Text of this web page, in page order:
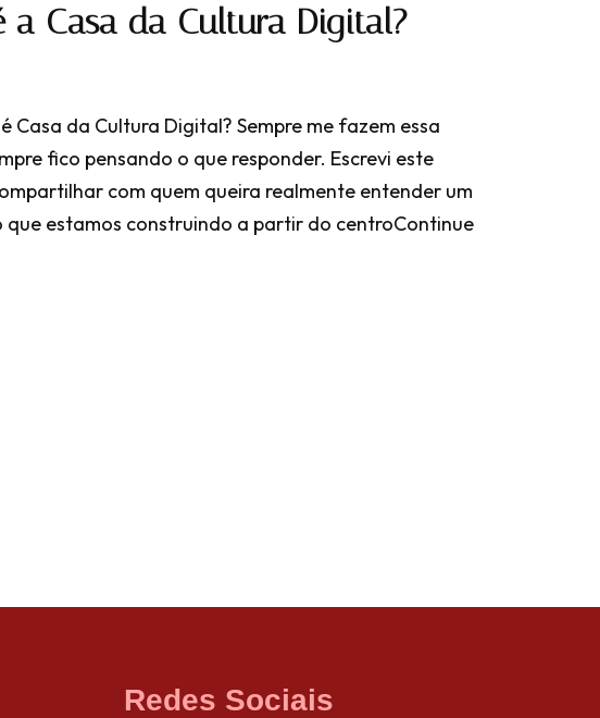
a Casa da Cultura Digital?
Casa da Cultura Digital? Sempre me fazem essa
fico pensando o que responder. Escrevi este
com quem queira realmente entender um
que estamos construindo a partir do centroContinue
Redes Sociais